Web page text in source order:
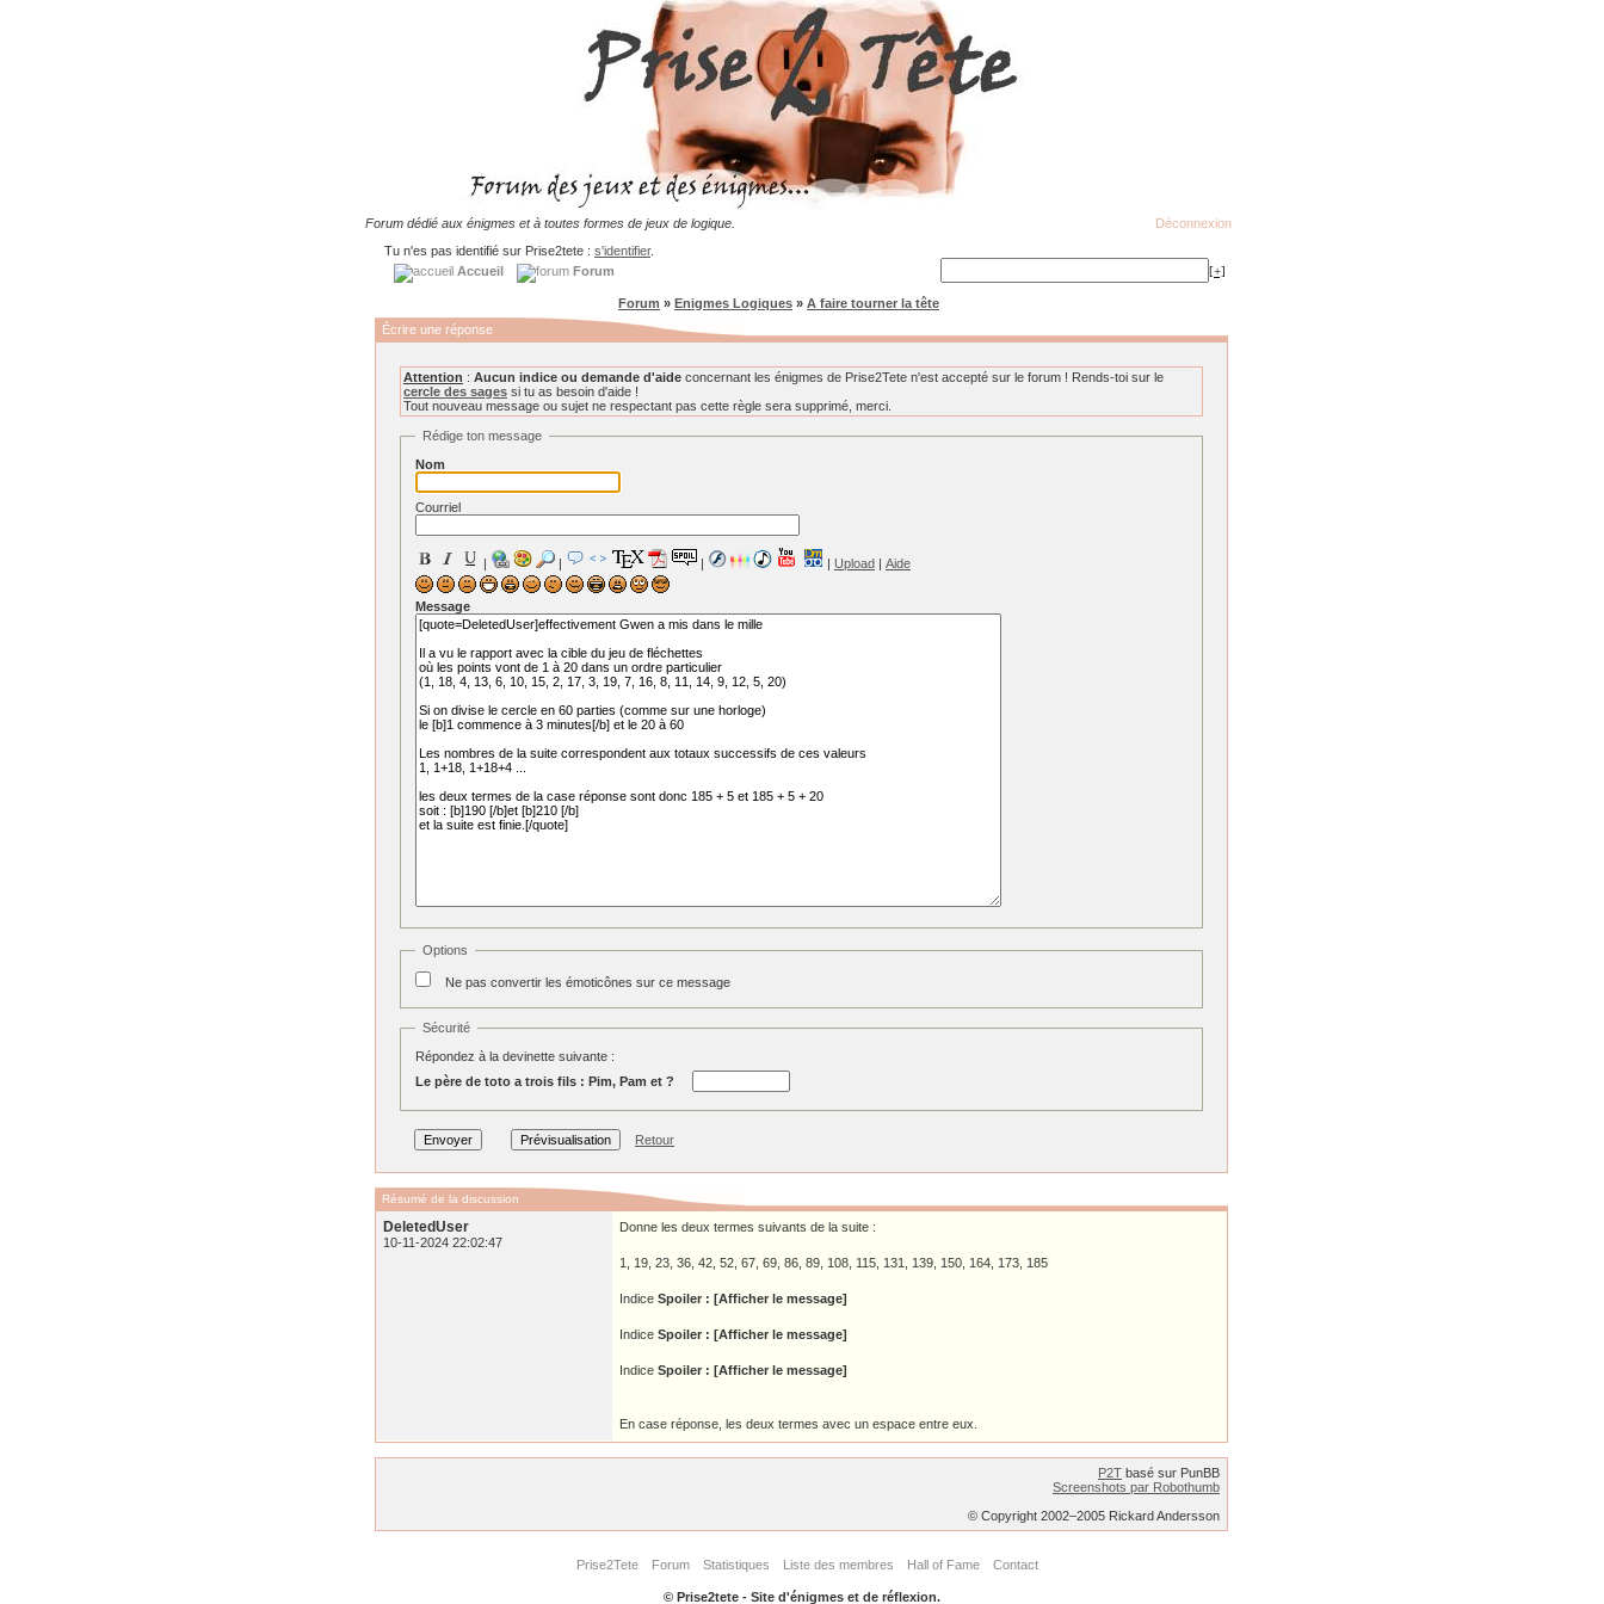
Forum dédié aux énigmes et à toutes formes de jeux de logique.
Déconnexion
Tu n'es pas identifié sur Prise2tete : s'identifier.
Accueil
Forum [+]
Forum » Enigmes Logiques » A faire tourner la tête
Écrire une réponse
Attention : Aucun indice ou demande d'aide concernant les énigmes de Prise2Tete n'est accepté sur le forum ! Rends-toi sur le
cercle des sages si tu as besoin d'aide !
Tout nouveau message ou sujet ne respectant pas cette règle sera supprimé, merci.
Rédige ton message
Nom
Courriel
| | | | Upload | Aide
Message
Options
Ne pas convertir les émoticônes sur ce message
Sécurité
Répondez à la devinette suivante :
Le père de toto a trois fils : Pim, Pam et ?
Retour
Résumé de la discussion
DeletedUser
10-11-2024 22:02:47
Donne les deux termes suivants de la suite :
1, 19, 23, 36, 42, 52, 67, 69, 86, 89, 108, 115, 131, 139, 150, 164, 173, 185
Indice Spoiler : [Afficher le message]
Indice Spoiler : [Afficher le message]
Indice Spoiler : [Afficher le message]
En case réponse, les deux termes avec un espace entre eux.
P2T basé sur PunBB
Screenshots par Robothumb
© Copyright 2002–2005 Rickard Andersson
Prise2Tete Forum Statistiques Liste des membres Hall of Fame Contact
© Prise2tete - Site d'énigmes et de réflexion.